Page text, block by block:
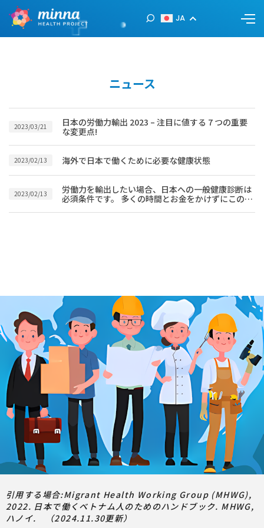
JA
ニュース
2023/03/21
日本の労働力輸出 2023 – 注目に値する 7 つの重要
な変更点!
2023/02/13 海外で日本で働くために必要な健康状態
2023/02/13
労働力を輸出したい場合、日本への一般健康診断は
必須条件です。 多くの時間とお金をかけずにこのプ
引用する場合:Migrant Health Working Group (MHWG),
2022. 日本で働くベトナム人のためのハンドブック. MHWG,
ハノイ. （2024.11.30更新）